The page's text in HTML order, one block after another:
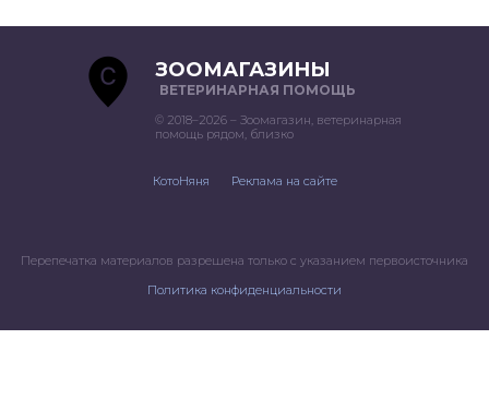
ЗООМАГАЗИНЫ
ВЕТЕРИНАРНАЯ ПОМОЩЬ
© 2018–2026 – Зоомагазин, ветеринарная
помощь рядом, близко
КотоНяня Реклама на сайте
Перепечатка материалов разрешена только с указанием первоисточника
Политика конфиденциальности